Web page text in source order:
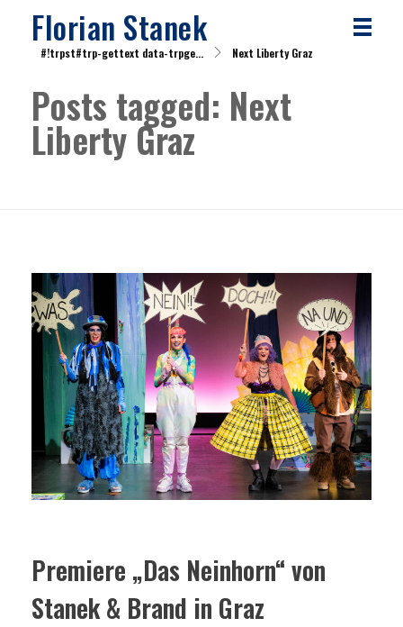
Florian Stanek
#!trpst#trp-gettext data-trpge... Next Liberty Graz
Posts tagged: Next
Liberty Graz
Premiere „Das Neinhorn“ von
Stanek & Brand in Graz